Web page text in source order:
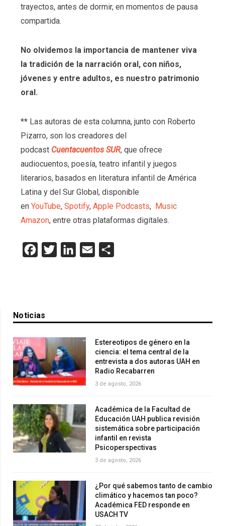
trayectos, antes de dormir, en momentos de pausa
compartida.
No olvidemos la importancia de mantener viva
la tradición de la narración oral, con niños,
jóvenes y entre adultos, es nuestro patrimonio
oral.
** Las autoras de esta columna, junto con Roberto
Pizarro, son los creadores del
podcast Cuentacuentos SUR, que ofrece
audiocuentos, poesía, teatro infantil y juegos
literarios, basados en literatura infantil de América
Latina y del Sur Global, disponible
en YouTube, Spotify, Apple Podcasts, Music
Amazon, entre otras plataformas digitales.
Facebook
Twitter LinkedInEmail
Noticias
Estereotipos de género en la
ciencia: el tema central de la
entrevista a dos autoras UAH en
Radio Recabarren
3 de agosto, 2026
Académica de la Facultad de
Educación UAH publica revisión
sistemática sobre participación
infantil en revista
Psicoperspectivas
3 de agosto, 2026
¿Por qué sabemos tanto de cambio
climático y hacemos tan poco?
Académica FED responde en
USACH TV